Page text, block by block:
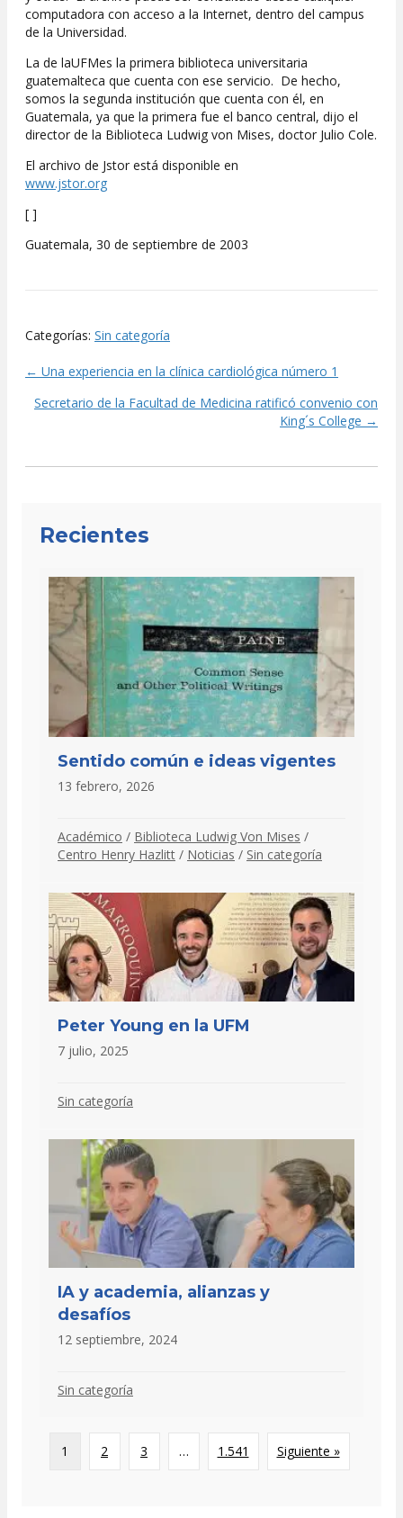
computadora con acceso a la Internet, dentro del campus
de la Universidad.
La de laUFMes la primera biblioteca universitaria
guatemalteca que cuenta con ese servicio. De hecho,
somos la segunda institución que cuenta con él, en
Guatemala, ya que la primera fue el banco central, dijo el
director de la Biblioteca Ludwig von Mises, doctor Julio Cole.
El archivo de Jstor está disponible en
www.jstor.org
[ ]
Guatemala, 30 de septiembre de 2003
Categorías: Sin categoría
Posts
navigation
← Una experiencia en la clínica cardiológica número 1
Secretario de la Facultad de Medicina ratificó convenio con
King´s College →
Recientes
Sentido común e ideas vigentes
13 febrero, 2026
Académico / Biblioteca Ludwig Von Mises /
Centro Henry Hazlitt / Noticias / Sin categoría
Peter Young en la UFM
7 julio, 2025
Sin categoría
IA y academia, alianzas y
desafíos
12 septiembre, 2024
Sin categoría
1 2 3 … 1.541 Siguiente »